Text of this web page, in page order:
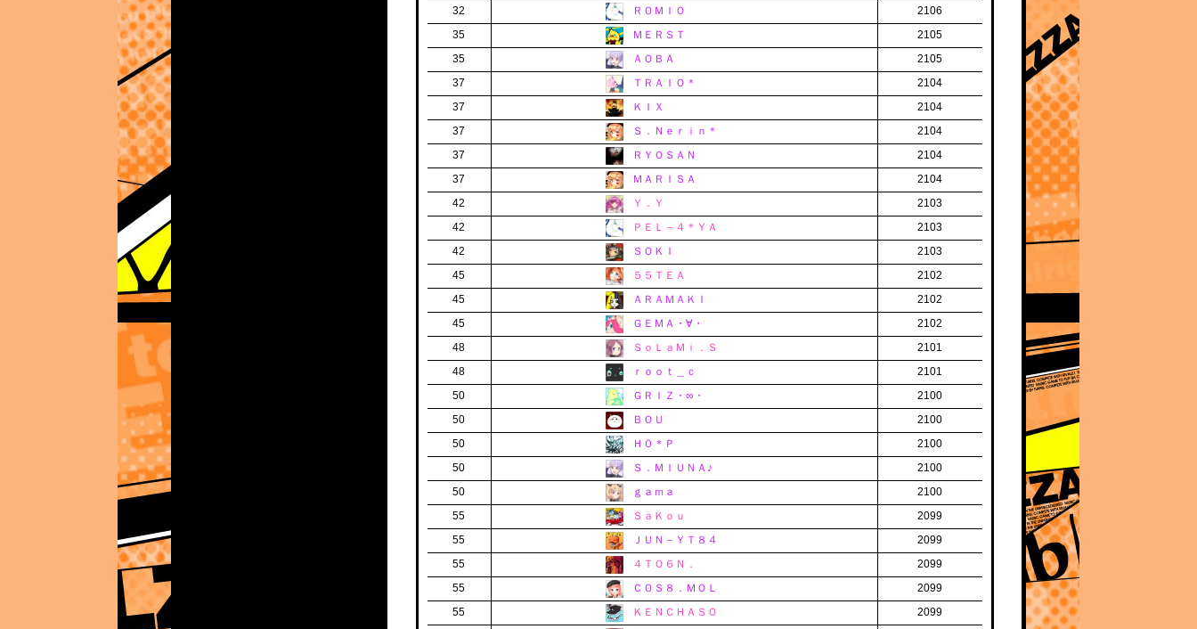
32
ＲＯＭＩＯ
2106
35
ＭＥＲＳＴ
2105
35
ＡＯＢＡ
2105
37
ＴＲＡＩＯ＊
2104
37
ＫＩＸ
2104
37
Ｓ．Ｎｅｒｉｎ＊
2104
37
ＲＹＯＳＡＮ
2104
37
ＭＡＲＩＳＡ
2104
42
Ｙ．Ｙ
2103
42
ＰＥＬ－４＊ＹＡ
2103
42
ＳＯＫＩ
2103
45
５５ＴＥＡ
2102
45
ＡＲＡＭＡＫＩ
2102
45
ＧＥＭＡ・∀・
2102
48
ＳｏＬａＭｉ．Ｓ
2101
48
ｒｏｏｔ＿ｃ
2101
50
ＧＲＩＺ・∞・
2100
50
ＢＯＵ
2100
50
Ｈ０＊Ｐ
2100
50
Ｓ．ＭＩＵＮＡ♪
2100
50
ｇａｍａ
2100
55
ＳａＫｏｕ
2099
55
ＪＵＮ－ＹＴ８４
2099
55
４ＴＯ６Ｎ．
2099
55
ＣＯＳ８．ＭＯＬ
2099
55
ＫＥＮＣＨＡＳＯ
2099